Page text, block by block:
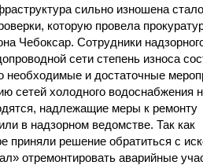
сильно изношена стало
которую провела
Чебоксар. Сотрудники
сети степень износа
необходимые и достаточные
сетей холодного водоснабжения
надлежащие меры к ремонту
в надзорном ведомстве. Так как
приняли решение обратиться с
отремонтировать аварийные